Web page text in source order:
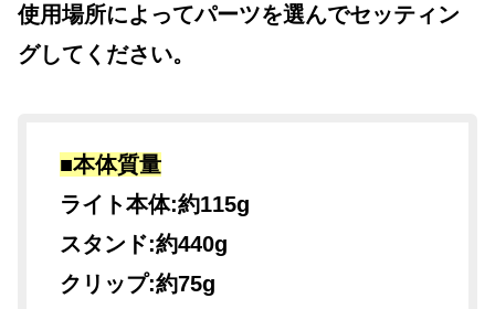
使用場所によってパーツを選んでセッティン
グしてください。
■本体質量
ライト本体:約115g
スタンド:約440g
クリップ:約75g